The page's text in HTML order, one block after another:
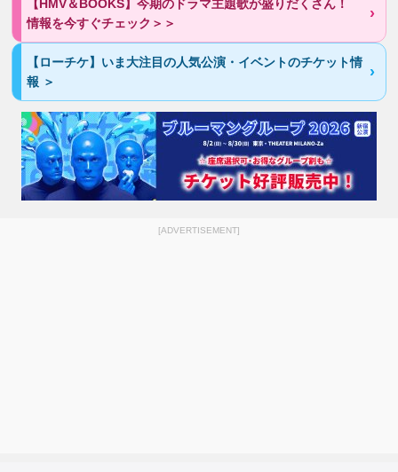
【HMV＆BOOKS】今期のドラマ主題歌が盛りだくさん！
情報を今すぐチェック＞＞
【ローチケ】いま大注目の人気公演・イベントのチケット情
報 ＞
[ADVERTISEMENT]